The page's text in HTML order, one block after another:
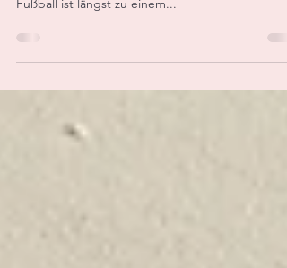
Wenn der Ball rollt, wird alles andere vergessen.
Fußball ist längst zu einem...